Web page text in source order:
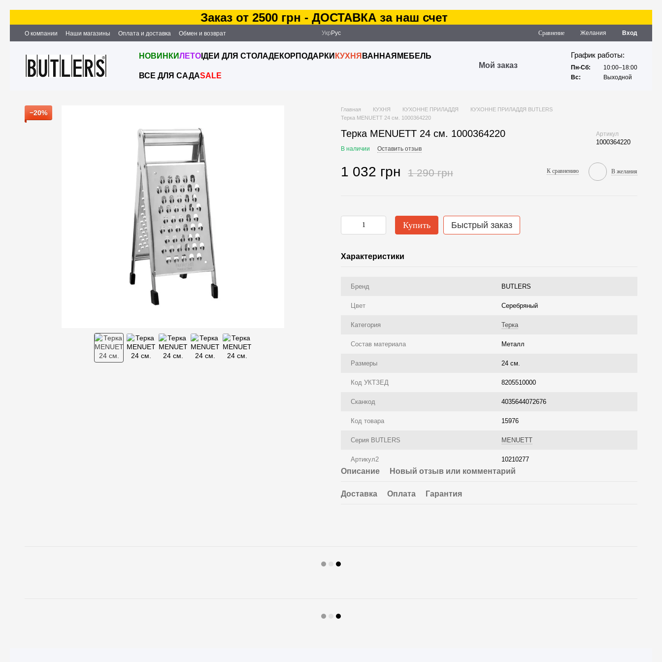
Заказ от 2500 грн - ДОСТАВКА за наш счет
О компании Наши магазины Оплата и доставка
Обмен и возврат
Партнёрство и сотрудничество
Вакансии Контактная информация
Укр Рус Сравнение Желания Вход
НОВИНКИЛЕТО ІДЕИ ДЛЯ СТОЛАДЕКОР ПОДАРКИ КУХНЯ ВАННАЯ МЕБЕЛЬ
ВСЕ ДЛЯ САДАSALE
Мой заказ
График работы:
Пн-Сб:
10:00–18:00
Вс:
Выходной
−20% Главная КУХНЯ КУХОННЕ ПРИЛАДДЯ
КУХОННЕ ПРИЛАДДЯ BUTLERS
Терка MENUETT 24 см. 1000364220
Терка MENUETT 24 см. 1000364220 Артикул
1000364220
В наличии Оставить отзыв
1 032 грн 1 290 грн К сравнению В желания
Купить Быстрый заказ
Характеристики
Бренд BUTLERS
Цвет Серебряный
Категория Терка
Состав материала Металл
Размеры 24 см.
Код УКТЗЕД 8205510000
Сканкод 4035644072676
Код товара 15976
Серия BUTLERS MENUETT
Артикул2 10210277
Описание Новый отзыв или комментарий
Доставка Оплата Гарантия